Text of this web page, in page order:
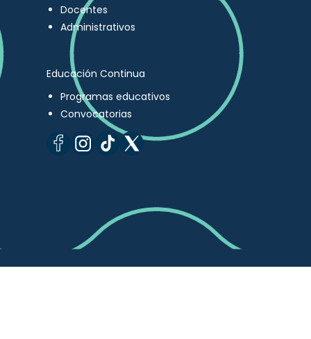
Docentes
Administrativos
Educación Continua
Programas educativos
Convocatorias